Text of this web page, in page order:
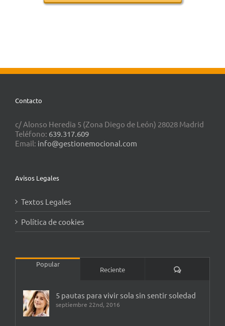
Contacto
c/ Alonso Heredia 5 (Zona Diego de León) 28028 Madrid
Teléfono: 639.317.609
Email: info@gestionemocional.com
Avisos Legales
Textos Legales
Política de cookies
Popular
Reciente Comentarios
5 pautas para vivir sola sin sentir soledad
septiembre 22nd, 2016